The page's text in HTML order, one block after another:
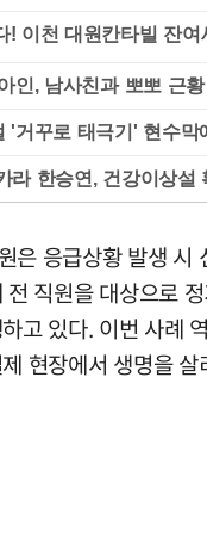
인, 남사친과 뽀뽀 근황
'거꾸로 태극기' 현수
라 한승연, 건강이상설
은 응급상황 발생 시
직원을 대상으로
고 있다. 이번 사례
현장에서 생명을 살